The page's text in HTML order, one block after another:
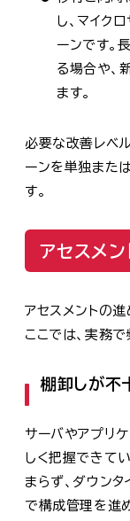
し、マイク
ーンです。
る場合や、
ます。
必要な改善レベ
ーンを単独また
す。
アセスメ
アセスメントの
ここでは、実務
棚卸しが不
サーバやアプリ
しく把握できて
まらず、ダウン
で構成管理を進